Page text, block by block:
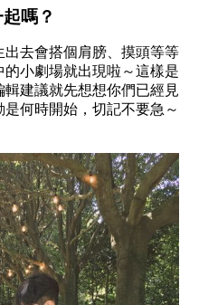
嗎？
去會搭個肩膀、摸頭等等
小劇場就出現啦～這樣是
建議就先想想你們已經見
何時開始，切記不要急～